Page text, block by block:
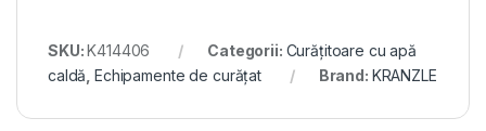
SKU:K414406 Categorii: Curățitoare cu apă
caldă ,Echipamente de curățat Brand: KRANZLE